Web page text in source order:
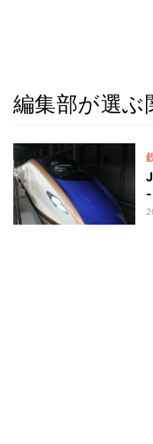
編集部が選ぶ